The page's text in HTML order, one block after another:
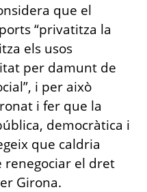
que el
“privatitza la
els usos
per damunt de
i per això
i fer que la
democràtica i
que caldria
el dret
Girona.